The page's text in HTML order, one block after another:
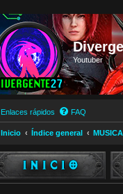
Youtuber
Enlaces rápidos FAQ
Inicio Índice general MUSICA